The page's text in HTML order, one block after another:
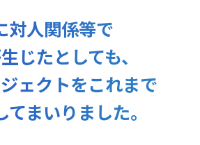
対人関係等で
じたとしても、
ェクトをこれまで
てまいりました。